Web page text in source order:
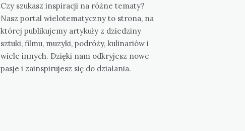
Czy szukasz inspiracji na różne tematy?
Nasz portal wielotematyczny to strona, na
której publikujemy artykuły z dziedziny
sztuki, filmu, muzyki, podróży, kulinariów i
wiele innych. Dzięki nam odkryjesz nowe
pasje i zainspirujesz się do działania.